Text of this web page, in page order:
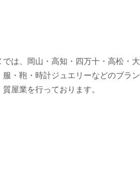
では、岡山・高知・四万十・高松・大
服・鞄・時計ジュエリーなどのブラン
屋業を行っております。